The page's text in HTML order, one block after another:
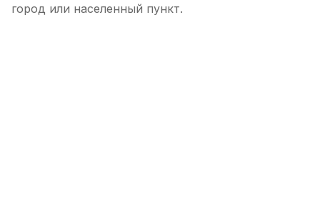
город или населенный пункт.